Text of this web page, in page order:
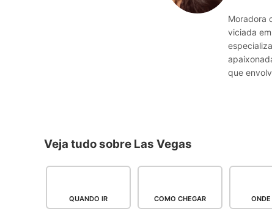
Moradora
viciada
que
Veja tudo sobre Las Vegas
QUANDO IR COMO CHEGAR